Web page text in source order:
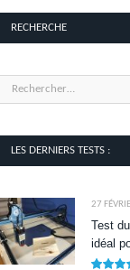
RECHERCHE
LES DERNIERS TESTS :
27
Test
idéal